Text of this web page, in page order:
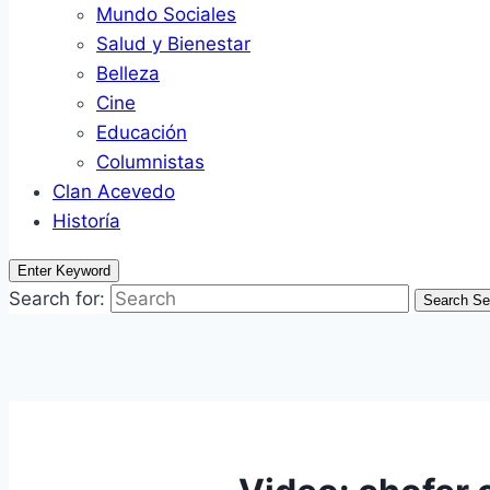
Mundo Sociales
Salud y Bienestar
Belleza
Cine
Educación
Columnistas
Clan Acevedo
Historía
Enter Keyword
Search for: Search